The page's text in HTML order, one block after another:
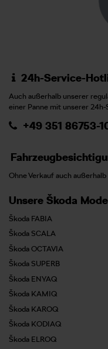
24h-Service-
Auch außerhalb unserer
einer Panne mit unserer
+49 351 86753-
Ohne Verkauf auch
Unsere Škoda
Škoda FABIA
Škoda SCALA
Škoda OCTAVIA
Škoda SUPERB
Škoda ENYAQ
Škoda KAMIQ
Škoda KAROQ
Škoda KODIAQ
Škoda ELROQ